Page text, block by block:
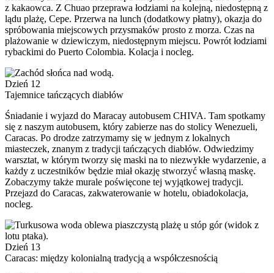
z kakaowca. Z Chuao przeprawa łodziami na kolejną, niedostępną z
lądu plażę, Cepe. Przerwa na lunch (dodatkowy płatny), okazja do
spróbowania miejscowych przysmaków prosto z morza. Czas na
plażowanie w dziewiczym, niedostępnym miejscu. Powrót łodziami
rybackimi do Puerto Colombia. Kolacja i nocleg.
Dzień 12
Tajemnice tańczących diabłów
Śniadanie i wyjazd do Maracay autobusem CHIVA. Tam spotkamy
się z naszym autobusem, który zabierze nas do stolicy Wenezueli,
Caracas. Po drodze zatrzymamy się w jednym z lokalnych
miasteczek, znanym z tradycji tańczących diabłów. Odwiedzimy
warsztat, w którym tworzy się maski na to niezwykłe wydarzenie, a
każdy z uczestników będzie miał okazję stworzyć własną maskę.
Zobaczymy także murale poświęcone tej wyjątkowej tradycji.
Przejazd do Caracas, zakwaterowanie w hotelu, obiadokolacja,
nocleg.
Dzień 13
Caracas: między kolonialną tradycją a współczesnością